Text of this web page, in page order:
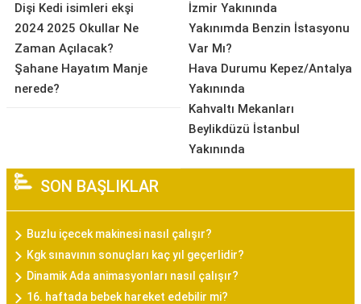
Dişi Kedi isimleri ekşi
2024 2025 Okullar Ne
Zaman Açılacak?
Şahane Hayatım Manje
nerede?
İzmir Yakınında
Yakınımda Benzin İstasyonu
Var Mı?
Hava Durumu Kepez/Antalya
Yakınında
Kahvaltı Mekanları
Beylikdüzü İstanbul
Yakınında
SON BAŞLIKLAR
Buzlu içecek makinesi nasıl çalışır?
Kgk sınavının sonuçları kaç yıl geçerlidir?
Dinamik Ada animasyonları nasıl çalışır?
16. haftada bebek hareket edebilir mi?